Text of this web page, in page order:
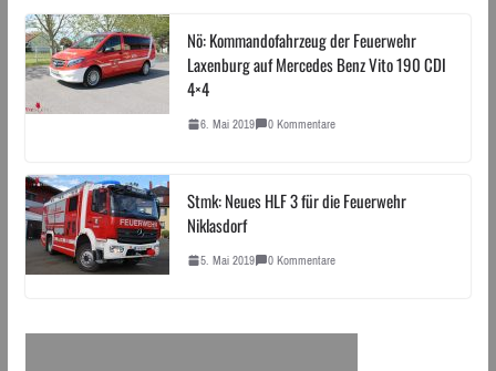
Nö: Kommandofahrzeug der Feuerwehr
Laxenburg auf Mercedes Benz Vito 190 CDI
4×4
6. Mai 2019 0 Kommentare
Stmk: Neues HLF 3 für die Feuerwehr
Niklasdorf
5. Mai 2019 0 Kommentare